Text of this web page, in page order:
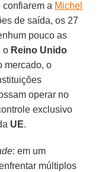
confiarem a Michel
de saída, os 27
pouco as
o Reino Unido
mercado, o
operar no
exclusivo
UE.
: em um
múltiplos